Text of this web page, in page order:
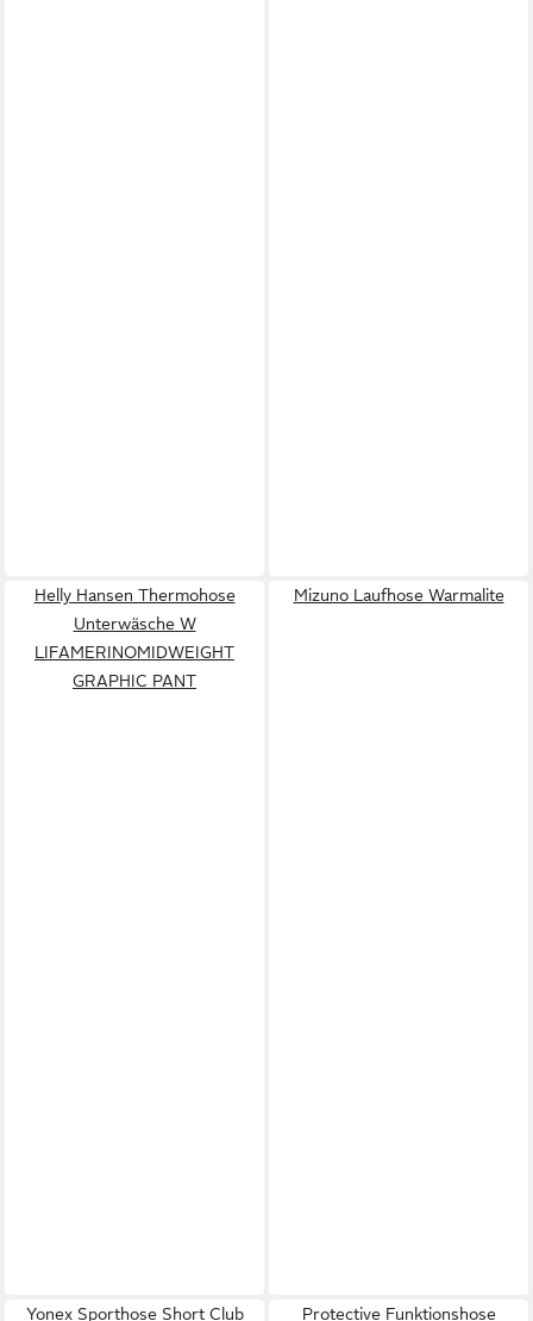
Helly Hansen Thermohose
Unterwäsche W
LIFAMERINOMIDWEIGHT
GRAPHIC PANT
Mizuno Laufhose Warmalite
Yonex Sporthose Short Club Protective Funktionshose